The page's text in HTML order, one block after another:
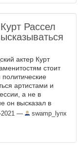
Рассел
актер Курт
стоит
артистами и
а не в
он высказал в
всегда считал, что
...
— swamp_lynx